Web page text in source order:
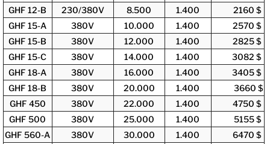
GHF 12-B
230/380V 8.500 1.400
2160 $
GHF 15-A
380V 10.000 1.400
2570 $
GHF 15-B
380V 12.000 1.400
2825 $
GHF 15-C
380V 14.000 1.400
3082 $
GHF 18-A
380V 16.000 1.400
3405 $
GHF 18-B
380V 20.000 1.400
3660 $
GHF 450
380V 22.000 1.400
4750 $
GHF 500
380V 25.000 1.400
5155 $
GHF 560-A
380V 30.000 1.400
6470 $